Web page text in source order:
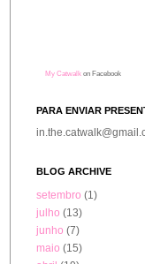
My Catwalk on Facebook
PARA ENVIAR
BLOG ARCHIVE
setembro (1)
julho (13)
junho (7)
maio (15)